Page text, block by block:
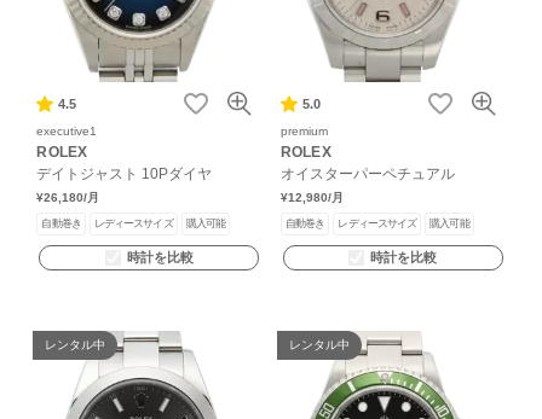
4.5
executive1
ROLEX
デイトジャスト 10Pダイヤ
¥26,180/月
自動巻き レディースサイズ 購入可能
時計を比較
5.0
premium
ROLEX
オイスターパーペチュアル
¥12,980/月
自動巻き レディースサイズ 購入可能
時計を比較
レンタル中 レンタル中